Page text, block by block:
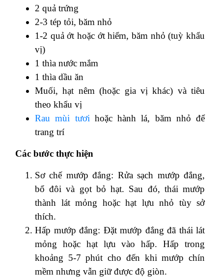
2 quả trứng
2-3 tép tỏi, băm nhỏ
1-2 quả ớt hoặc ớt hiểm, băm nhỏ (tuỳ khẩu
vị)
1 thìa nước mắm
1 thìa dầu ăn
Muối, hạt nêm (hoặc gia vị khác) và tiêu
theo khẩu vị
Rau mùi tươi hoặc hành lá, băm nhỏ để
trang trí
Các bước thực hiện
Sơ chế mướp đắng: Rửa sạch mướp đắng,
bổ đôi và gọt bỏ hạt. Sau đó, thái mướp
thành lát mỏng hoặc hạt lựu nhỏ tùy sở
thích.
Hấp mướp đắng: Đặt mướp đắng đã thái lát
mỏng hoặc hạt lựu vào hấp. Hấp trong
khoảng 5-7 phút cho đến khi mướp chín
mềm nhưng vẫn giữ được độ giòn.